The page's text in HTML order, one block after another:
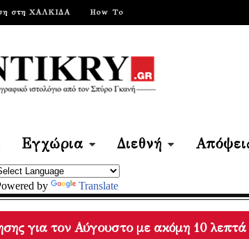
στη ΧΑΛΚΙΔΑ How To
Εγχώρια Διεθνή
by Translate
δασών της Αττικής κάηκε μέσα στα